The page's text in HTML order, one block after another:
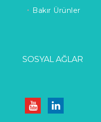
Bakır Ürünler
SOSYAL AĞLAR